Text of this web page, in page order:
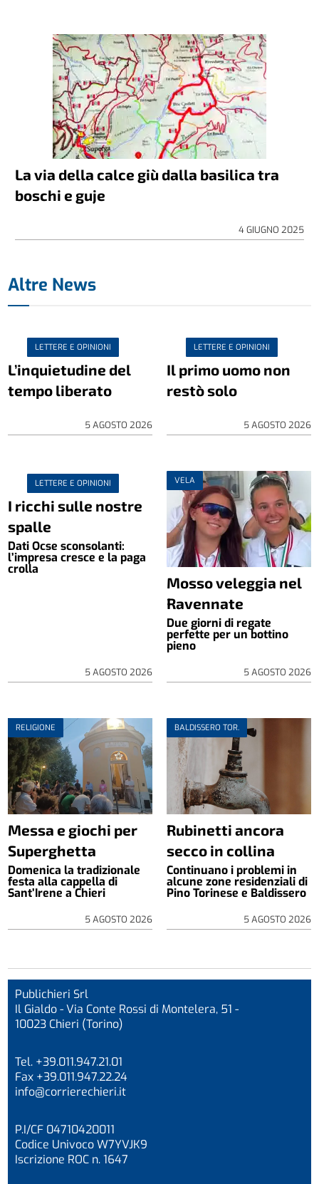
La via della calce giù dalla basilica tra
boschi e guje
4 GIUGNO 2025
Altre News
LETTERE E OPINIONI
L’inquietudine del
tempo liberato
5 AGOSTO 2026
LETTERE E OPINIONI
Il primo uomo non
restò solo
5 AGOSTO 2026
LETTERE E OPINIONI
I ricchi sulle nostre
spalle
Dati Ocse sconsolanti:
l’impresa cresce e la paga
crolla
5 AGOSTO 2026
VELA
Mosso veleggia nel
Ravennate
Due giorni di regate
perfette per un bottino
pieno
5 AGOSTO 2026
RELIGIONE
Messa e giochi per
Superghetta
Domenica la tradizionale
festa alla cappella di
Sant’Irene a Chieri
5 AGOSTO 2026
BALDISSERO TOR.
Rubinetti ancora
secco in collina
Continuano i problemi in
alcune zone residenziali di
Pino Torinese e Baldissero
5 AGOSTO 2026
Publichieri Srl
Il Gialdo - Via Conte Rossi di Montelera, 51 -
10023 Chieri (Torino)
Tel. +39.011.947.21.01
Fax +39.011.947.22.24
info@corrierechieri.it
P.I/CF 04710420011
Codice Univoco W7YVJK9
Iscrizione ROC n. 1647